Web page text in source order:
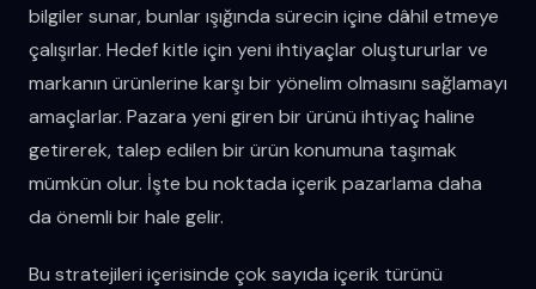
bilgiler sunar, bunlar ışığında sürecin içine dâhil etmeye
çalışırlar. Hedef kitle için yeni ihtiyaçlar oluştururlar ve
markanın ürünlerine karşı bir yönelim olmasını sağlamayı
amaçlarlar. Pazara yeni giren bir ürünü ihtiyaç haline
getirerek, talep edilen bir ürün konumuna taşımak
mümkün olur. İşte bu noktada içerik pazarlama daha
da önemli bir hale gelir.
Bu stratejileri içerisinde çok sayıda içerik türünü